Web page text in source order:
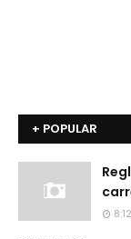
+ POPULAR
8:12